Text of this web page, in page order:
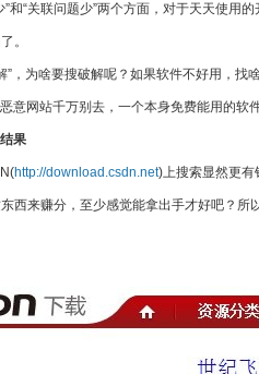
和“关联问题少”两个方面，对于天天使
。
”，为啥要搜破解呢？如果软件不好用，找
意网站千万别去，一个本身免费能用的软
果
http://download.csdn.net)上搜索显然更有
西来赚分，至少感觉能拿出手才好吧？